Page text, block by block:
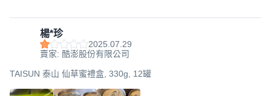
楊*珍
2025.07.29
賣家: 酷澎股份有限公司
TAISUN 泰山 仙草蜜禮盒, 330g, 12罐